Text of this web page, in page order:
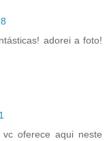
adorei a foto!
oferece aqui neste